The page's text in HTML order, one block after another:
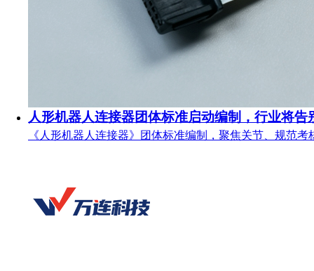
人形机器人连接器团体标准启动编制，行业将告
《人形机器人连接器》团体标准编制，聚焦关节、规范